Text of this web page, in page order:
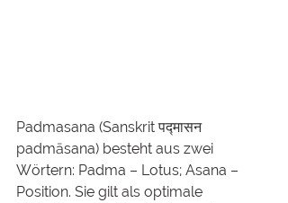
Padmasana (Sanskrit पद्मासन
padmāsana) besteht aus zwei
Wörtern: Padma – Lotus; Asana –
Position. Sie gilt als optimale